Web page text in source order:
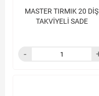
MASTER TIRMIK 20 DİŞ
TAKVİYELİ SADE